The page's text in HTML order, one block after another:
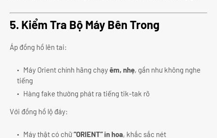
5. Kiểm Tra Bộ Máy Bên Trong
Áp đồng hồ lên tai:
Máy Orient chính hãng chạyêm, nhẹ, gần như không nghe
tiếng
Hàng fake thường phát ra tiếng tik-tak rõ
Với đồng hồ lộ đáy:
Máy thật có chữ“ORIENT” in hoa, khắc sắc nét